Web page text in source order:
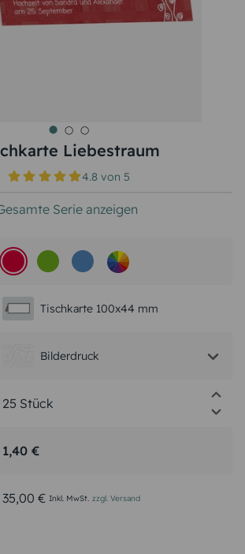
Liebestraum
4.8 von5
Serie anzeigen
Tischkarte 100x44 mm
Bilderdruck
1,40 €
35,00 € Inkl. MwSt. zzgl. Versand